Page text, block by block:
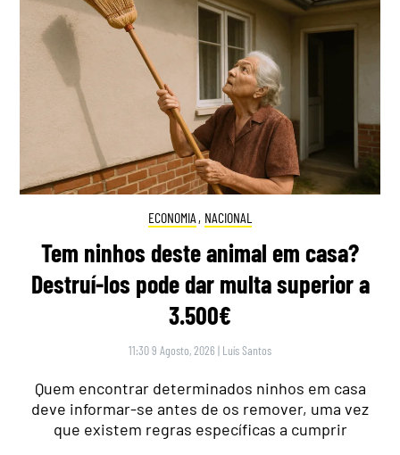
ECONOMIA , NACIONAL
Tem ninhos deste animal em casa?
Destruí-los pode dar multa superior a
3.500€
11:30 9 Agosto, 2026 | Luís Santos
Quem encontrar determinados ninhos em casa
deve informar-se antes de os remover, uma vez
que existem regras específicas a cumprir